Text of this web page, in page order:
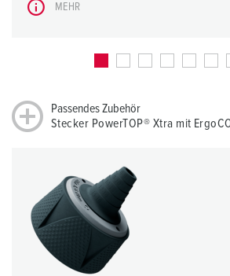
MEHR
Passendes Zubehör
Stecker PowerTOP® Xtra mit